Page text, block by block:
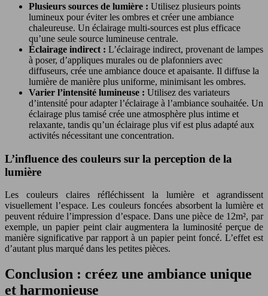
Plusieurs sources de lumière : Utilisez plusieurs points
lumineux pour éviter les ombres et créer une ambiance
chaleureuse. Un éclairage multi-sources est plus efficace
qu’une seule source lumineuse centrale.
Éclairage indirect : L’éclairage indirect, provenant de lampes
à poser, d’appliques murales ou de plafonniers avec
diffuseurs, crée une ambiance douce et apaisante. Il diffuse la
lumière de manière plus uniforme, minimisant les ombres.
Varier l’intensité lumineuse : Utilisez des variateurs
d’intensité pour adapter l’éclairage à l’ambiance souhaitée. Un
éclairage plus tamisé crée une atmosphère plus intime et
relaxante, tandis qu’un éclairage plus vif est plus adapté aux
activités nécessitant une concentration.
L’influence des couleurs sur la perception de la
lumière
Les couleurs claires réfléchissent la lumière et agrandissent
visuellement l’espace. Les couleurs foncées absorbent la lumière et
peuvent réduire l’impression d’espace. Dans une pièce de 12m², par
exemple, un papier peint clair augmentera la luminosité perçue de
manière significative par rapport à un papier peint foncé. L’effet est
d’autant plus marqué dans les petites pièces.
Conclusion : créez une ambiance unique
et harmonieuse